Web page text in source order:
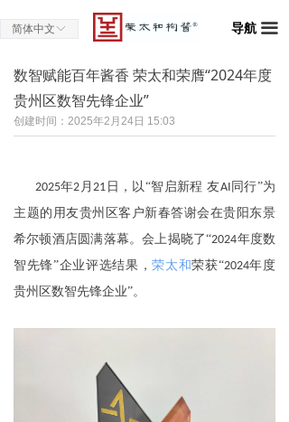
끀
导航
ꀅ
简体中文
数智赋能百年酱香 荣太和荣膺“2024年度
贵州区数智先锋企业”
创建时间： 2025年2月24日 15:03
2025年2 月21 日，以“智启新程 友AI 同行”为
主题的用友贵州区客户新春答谢会在贵阳东景
希尔顿酒店圆满落幕。会上揭晓了“2024年度数
智先锋”企业评选结果，荣太和荣获“2024年度
贵州区数智先锋企业”。